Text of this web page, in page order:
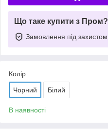
Що таке купити з Пром?
Замовлення під захистом
Колір
Чорний Білий
В наявності